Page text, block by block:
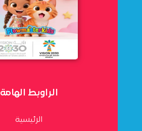
الراوبط الهامة
الرئيسية